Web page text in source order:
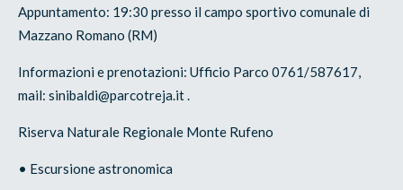
Appuntamento: 19:30 presso il campo sportivo comunale di
Mazzano Romano (RM)
Informazioni e prenotazioni: Ufficio Parco 0761/587617,
mail: sinibaldi@parcotreja.it .
Riserva Naturale Regionale Monte Rufeno
• Escursione astronomica